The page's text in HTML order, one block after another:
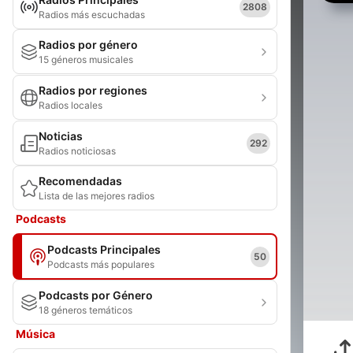
Radios más escuchadas
2808
Radios por género
15 géneros musicales
Radios por regiones
Radios locales
Noticias
Radios noticiosas
292
Recomendadas
Lista de las mejores radios
Podcasts
Podcasts Principales
Podcasts más populares
50
Podcasts por Género
18 géneros temáticos
Música